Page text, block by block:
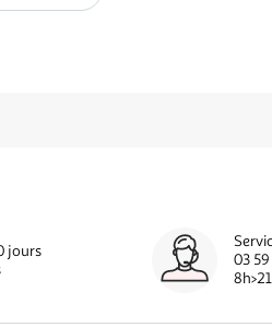
jours
03